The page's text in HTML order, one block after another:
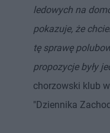
ledowych na
pokazuje, że
tę sprawę
propozycje były
chorzowski klub
"Dziennika